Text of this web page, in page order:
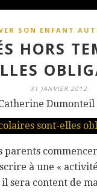
SON ENFANT
HORS
31 JANVIER 2012
parents
à une «
sera content de